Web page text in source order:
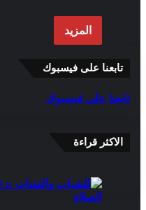
المزيد
تابعنا على فيسبوك
تابعنا على فيسبوك
الاكثر قراءة